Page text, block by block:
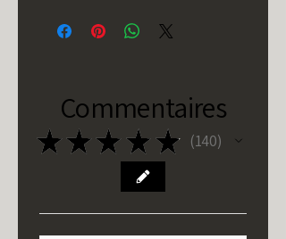
Commentaires
★ ★ ★ ★ ★ 140
140